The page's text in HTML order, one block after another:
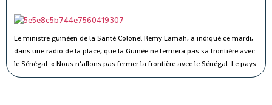
Le ministre guinéen de la Santé Colonel Remy Lamah, a indiqué ce mardi,
dans une radio de la place, que la Guinée ne fermera pas sa frontière avec
le Sénégal. « Nous n’allons pas fermer la frontière avec le Sénégal. Le pays
est signataire du règlement sanitaire international. Ce n’est pas parce que